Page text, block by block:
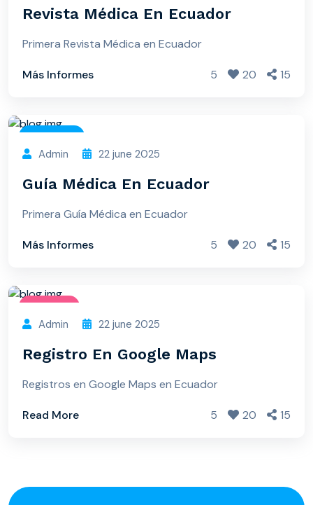
Revista Médica En Ecuador
Primera Revista Médica en Ecuador
Más Informes 5 20 15
Hospital
Admin 22 june 2025
Guía Médica En Ecuador
Primera Guía Médica en Ecuador
Más Informes 5 20 15
Doctor
Admin 22 june 2025
Registro En Google Maps
Registros en Google Maps en Ecuador
Read More 5 20 15